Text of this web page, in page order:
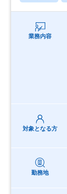
業務内容
対象となる方
勤務地